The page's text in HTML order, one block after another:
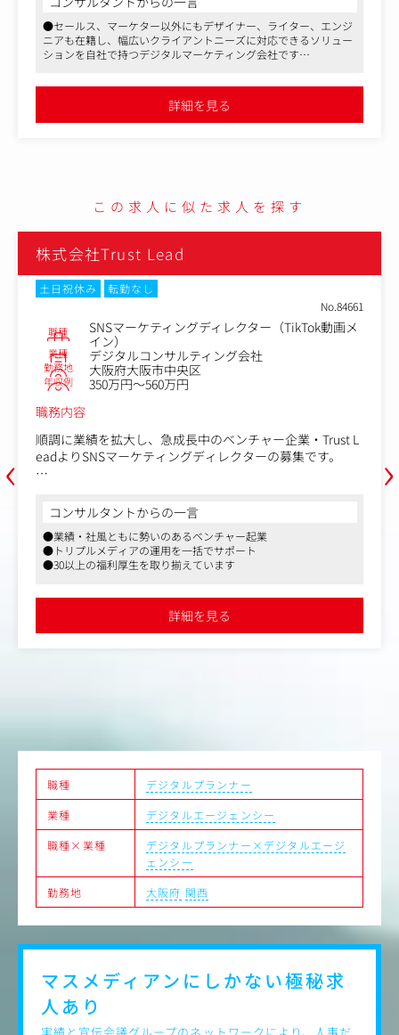
■具体的な業務内容※ご経験に応じて業務をお任せいたし
ます。
・ウェビナー施策（企画、運営、コンテンツ作成、登壇な
ど）
また努力次第ではスピード出世も可能です。効果のあるこ
とならルールに縛られずに何でも挑戦できる環境がありま
す。
●セールス、マーケター以外にもデザイナー、ライター、エンジ
ニアも在籍し、幅広いクライアントニーズに対応できるソリュー
ションを自社で持つデジタルマーケティング会社です
●上下関係がゆるく、フラットに意見を言いやすい社風です
詳細を見る
この求人に似た求人を探す
‹
株式会社Trust Lead
土日祝休み
転勤なし
No.84661
職種
SNSマーケティングディレクター（TikTok動画メ
イン）
業種 デジタルコンサルティング会社
勤務地 大阪府大阪市中央区
年収例
350万円～560万円
職務内容
順調に業績を拡大し、急成長中のベンチャー企業・Trust L
eadよりSNSマーケティングディレクターの募集です。
のショート動画広告の運用代行およびディレクションをご
担当いただきます。
Instagram/TikTokの運用代行の配信を中心に、SNS広告や
デジタルコンテンツの配信など、データドリブンなマーケ
広告効果の分析と改善提案を継続的に行い、プロジェクト
全体のパフォーマンス最大化に寄与していただきます。
・AI動画生成
広告予算の調整、効果検証、改善提案を高速で回し、広告
効果を最大化することがメインミッションとなり、単なる
編集作業ではなく「売れる動画」を創るプロとして業務に
＜入社後の流れ＞
まずは制作実績やSNS運用のノウハウを学ぶことからスタ
ートします。その後、代表や先輩に同行し、撮影の現場を
体験。3ヶ月程度で一人前のディレクターを目指して頂け
コンサルタントからの一言
●業績・社風ともに勢いのあるベンチャー起業
●トリプルメディアの運用を一括でサポート
●30以上の福利厚生を取り揃えています
詳細を見る
›
職種
デジタルプランナー
業種
デジタルエージェンシー
職種×業種
デジタルプランナー×デジタルエージ
ェンシー
勤務地
大阪府 関西
マスメディアンにしかない極秘求
人あり